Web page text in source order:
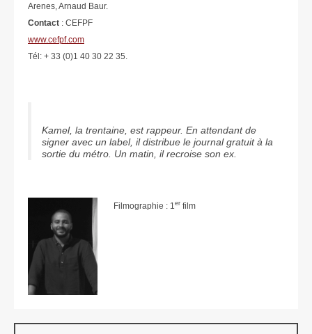
Arenes, Arnaud Baur.
Contact : CEFPF
www.cefpf.com
Tél: + 33 (0)1 40 30 22 35.
Kamel, la trentaine, est rappeur. En attendant de
signer avec un label, il distribue le journal gratuit à la
sortie du métro. Un matin, il recroise son ex.
Filmographie : 1 er film